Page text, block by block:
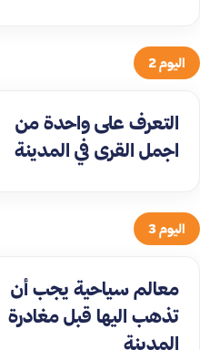
اليوم 2
التعرف على واحدة من
اجمل القرى في المدينة
اليوم 3
معالم سياحية يجب أن
تذهب اليها قبل مغادرة
المدينة